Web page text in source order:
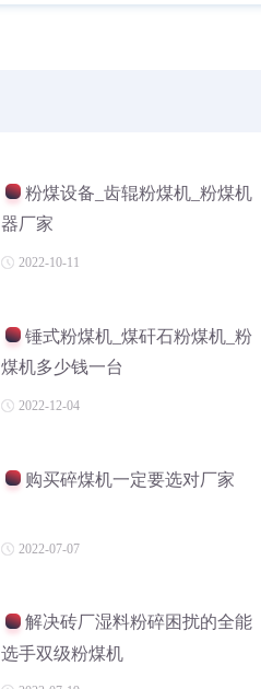
粉煤设备_齿辊粉煤机_粉煤机
器厂家
2022-10-11
锤式粉煤机_煤矸石粉煤机_粉
煤机多少钱一台
2022-12-04
购买碎煤机一定要选对厂家
2022-07-07
解决砖厂湿料粉碎困扰的全能
选手双级粉煤机